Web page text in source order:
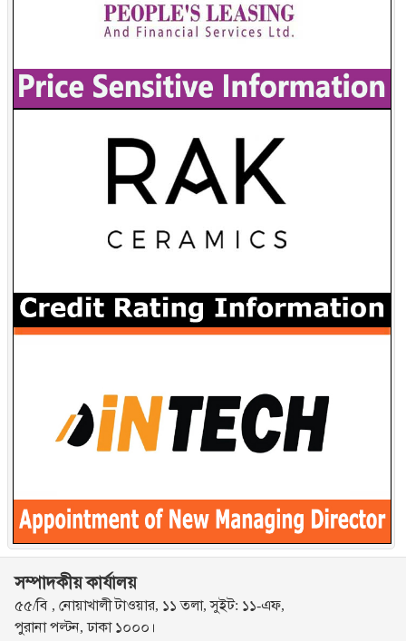
সম্পাদকীয় কার্যালয়
৫৫/বি , নোয়াখালী টাওয়ার, ১১ তলা, সুইট: ১১-এফ,
পুরানা পল্টন, ঢাকা ১০০০।